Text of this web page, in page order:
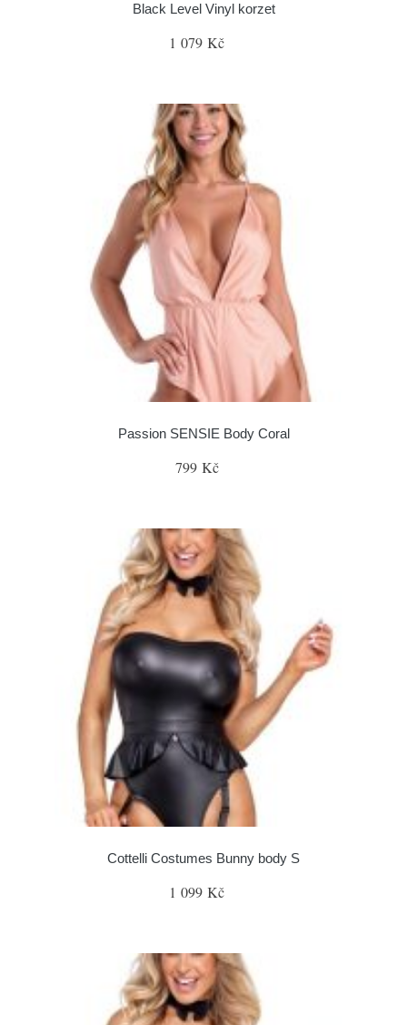
Black Level Vinyl korzet
1 079 Kč
Passion SENSIE Body Coral
799 Kč
Cottelli Costumes Bunny body S
1 099 Kč